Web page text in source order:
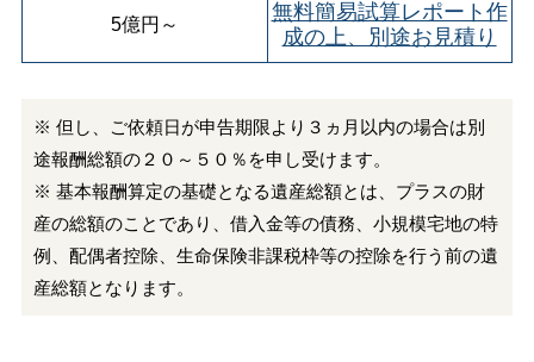
5億円 ～
無料簡易試算レポート作
成の上、別途お見積り
※ 但し、ご依頼日が申告期限より３ヵ月以内の場合は別
途報酬総額の２０～５０％を申し受けます。
※ 基本報酬算定の基礎となる遺産総額とは、プラスの財
産の総額のことであり、借入金等の債務、小規模宅地の特
例、配偶者控除、生命保険非課税枠等の控除を行う前の遺
産総額となります。